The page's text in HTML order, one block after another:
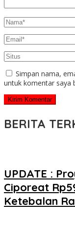
Simpan nama,
untuk komentar saya
BERITA
UPDATE :
Ciporeat
Ketebalan